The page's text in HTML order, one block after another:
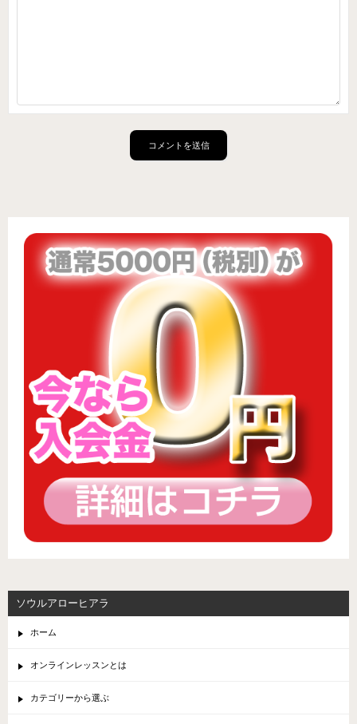
ソウルアローヒアラ
ホーム
オンラインレッスンとは
カテゴリーから選ぶ